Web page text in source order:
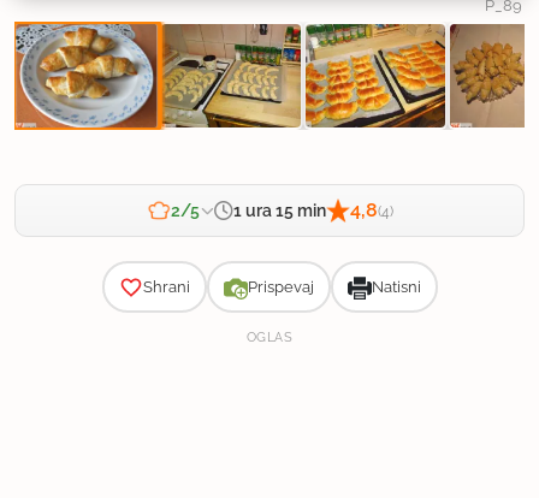
P_89
2/5 1 ura 15 min 4,8(4)
Shrani Prispevaj Natisni
OGLAS